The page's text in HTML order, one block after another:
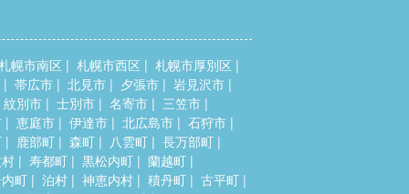
幌市南区 札幌市西区
札幌市厚別区
帯広市
北見市 夕張市
岩見沢市
紋別市
士別市 名寄市
三笠市
恵庭市 伊達市 北広島市
石狩市
鹿部町 森町 八雲町
長万部町
寿都町 黒松内町
蘭越町
町
泊村 神恵内村 積丹町
古平町